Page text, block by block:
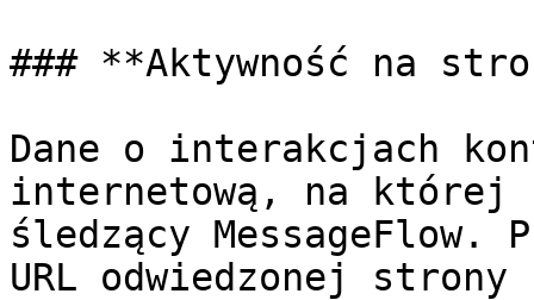
### **Aktywność na
Dane o interakcjach
internetową, na której
śledzący MessageFlow.
URL odwiedzonej